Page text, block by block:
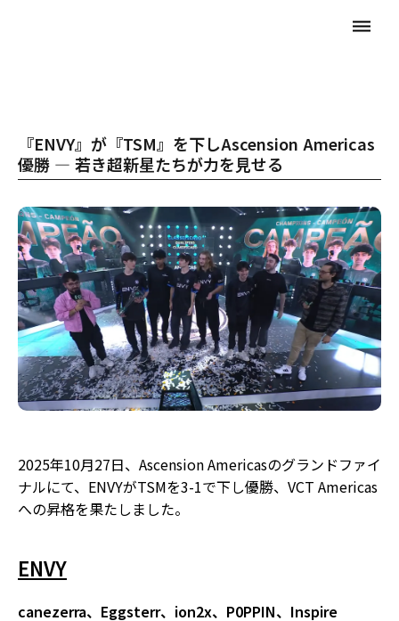
dehaze
『ENVY』が『TSM』を下しAscension Americas
優勝 ― 若き超新星たちが力を見せる
2025年10月27日、Ascension Americasのグランドファイ
ナルにて、ENVYがTSMを3-1で下し優勝、VCT Americas
への昇格を果たしました。
ENVY
canezerra、Eggsterr、ion2x、P0PPIN、Inspire